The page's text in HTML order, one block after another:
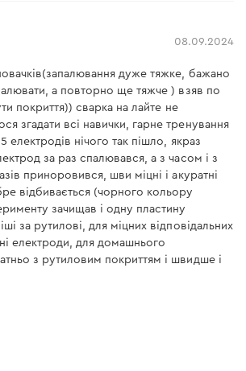
08.09.2024
дуже тяжке, бажано
а повторно ще тяжче ) взяв по
покриття)) сварка на лайте не
згадати всі навички, гарне тренування
електродів нічого так пішло, якраз
за раз спалювався, а з часом і з
приноровився, шви міцні і акуратні
відбивається (чорного кольору
зачищав і одну пластину
за рутилові, для міцних відповідальних
електроди, для домашнього
з рутиловим покриттям і швидше і